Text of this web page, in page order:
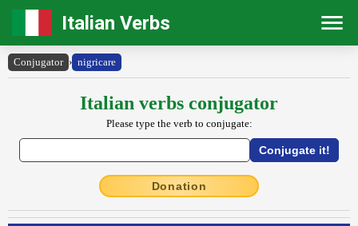
Italian Verbs
Conjugator › nigricare
Italian verbs conjugator
Please type the verb to conjugate:
Donation